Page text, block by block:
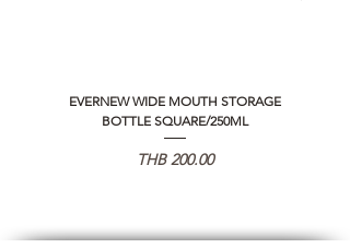
EVERNEW WIDE MOUTH STORAGE
BOTTLE SQUARE/250ML
価格
THB 200.00